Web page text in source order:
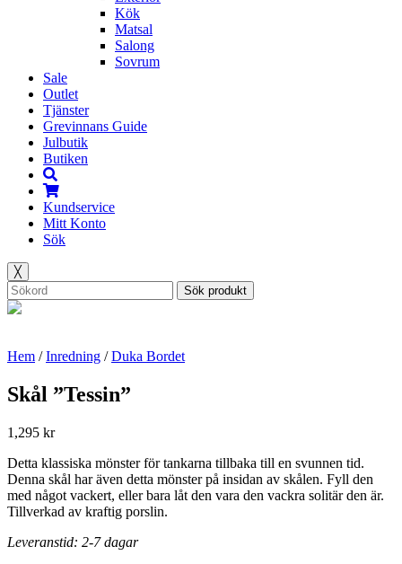
Kök
Matsal
Salong
Sovrum
Sale
Outlet
Tjänster
Grevinnans Guide
Julbutik
Butiken
Kundservice
Mitt Konto
Sök
╳
Sök produkt
Hem /Inredning /Duka Bordet
Skål ”Tessin”
1,295 kr
Detta klassiska mönster för tankarna tillbaka till en svunnen tid.
Denna skål har även detta mönster på insidan av skålen. Fyll den
med något vackert, eller bara låt den vara den vackra solitär den är.
Tillverkad av kraftig porslin.
Leveranstid: 2-7 dagar